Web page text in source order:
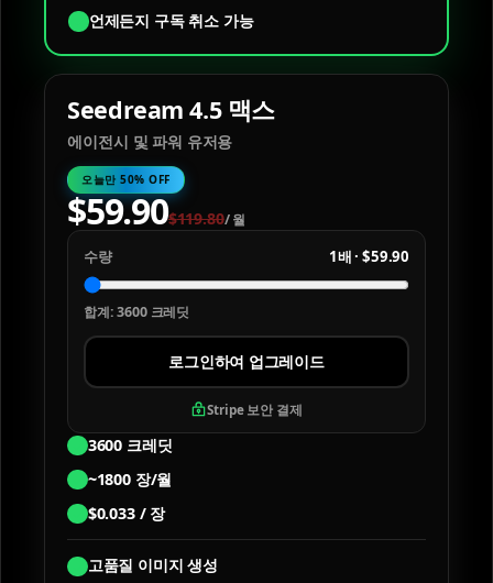
언제든지 구독 취소 가능
Seedream 4.5 맥스
에이전시 및 파워 유저용
오늘만 50% OFF
$59.90$119.80/월
수량 1배·$59.90
합계:3600 크레딧
로그인하여 업그레이드
Stripe 보안 결제
3600 크레딧
~1800 장/월
$0.033 / 장
고품질 이미지 생성